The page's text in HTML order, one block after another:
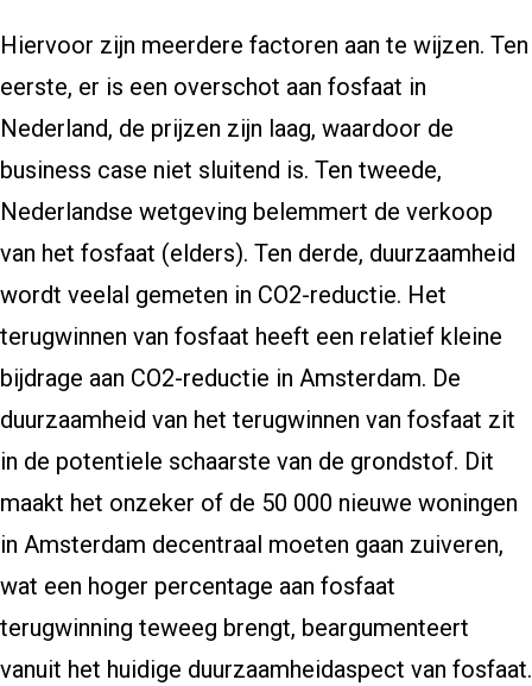
Hiervoor zijn meerdere factoren aan te wijzen. Ten
eerste, er is een overschot aan fosfaat in
Nederland, de prijzen zijn laag, waardoor de
business case niet sluitend is. Ten tweede,
Nederlandse wetgeving belemmert de verkoop
van het fosfaat (elders). Ten derde, duurzaamheid
wordt veelal gemeten in CO2-reductie. Het
terugwinnen van fosfaat heeft een relatief kleine
bijdrage aan CO2-reductie in Amsterdam. De
duurzaamheid van het terugwinnen van fosfaat zit
in de potentiele schaarste van de grondstof. Dit
maakt het onzeker of de 50 000 nieuwe woningen
in Amsterdam decentraal moeten gaan zuiveren,
wat een hoger percentage aan fosfaat
terugwinning teweeg brengt, beargumenteert
vanuit het huidige duurzaamheidaspect van fosfaat.